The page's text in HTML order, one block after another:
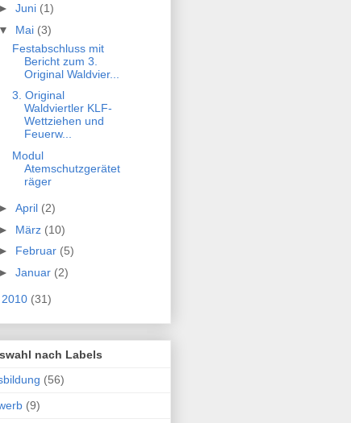
► Juni (1)
▼ Mai (3)
Festabschluss mit
Bericht zum 3.
Original Waldvier...
3. Original
Waldviertler KLF-
Wettziehen und
Feuerw...
Modul
Atemschutzgerätet
räger
► April (2)
► März (10)
► Februar (5)
► Januar (2)
2010 (31)
nach Labels
(56)
(9)